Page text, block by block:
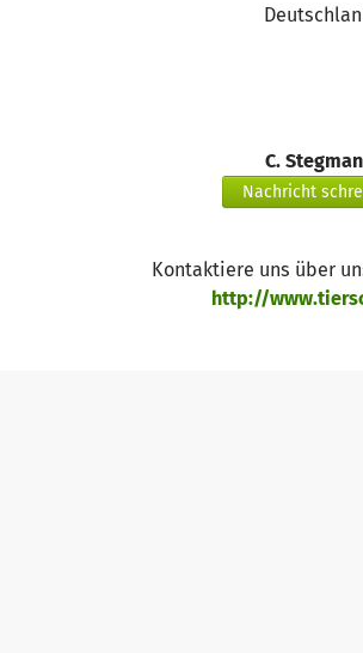
C.
Nachricht
Kontaktiere uns über
http://